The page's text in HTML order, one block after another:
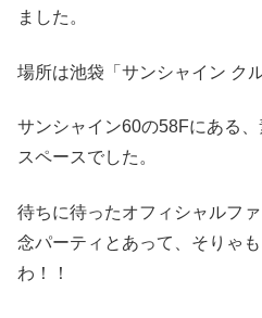
ました。
場所は池袋「サンシャイン ク
サンシャイン60の58Fにある
スペースでした。
待ちに待ったオフィシャルフ
念パーティとあって、そりゃ
わ！！